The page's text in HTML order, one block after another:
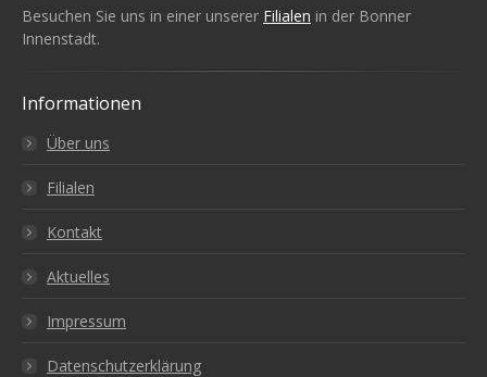
Besuchen Sie uns in einer unserer Filialen in der Bonner
Innenstadt.
Informationen
Über uns
Filialen
Kontakt
Aktuelles
Impressum
Datenschutzerklärung